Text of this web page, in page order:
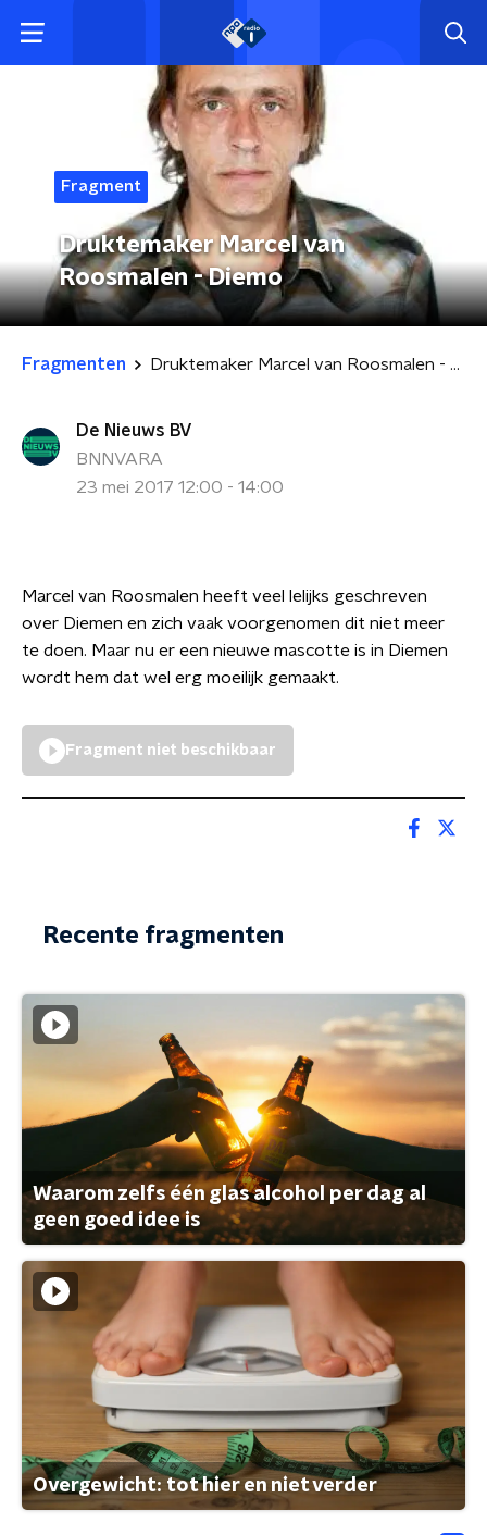
Fragment
Druktemaker Marcel van
Roosmalen - Diemo
Fragmenten Druktemaker Marcel van Roosmalen - Diemo
De Nieuws BV
BNNVARA
23 mei 2017 12:00 - 14:00
Marcel van Roosmalen heeft veel lelijks geschreven
over Diemen en zich vaak voorgenomen dit niet meer
te doen. Maar nu er een nieuwe mascotte is in Diemen
wordt hem dat wel erg moeilijk gemaakt.
Fragment niet beschikbaar
Recente fragmenten
Waarom zelfs één glas alcohol per dag al
geen goed idee is
Overgewicht: tot hier en niet verder